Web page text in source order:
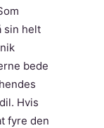
sin helt
bede
Hvis
fyre den